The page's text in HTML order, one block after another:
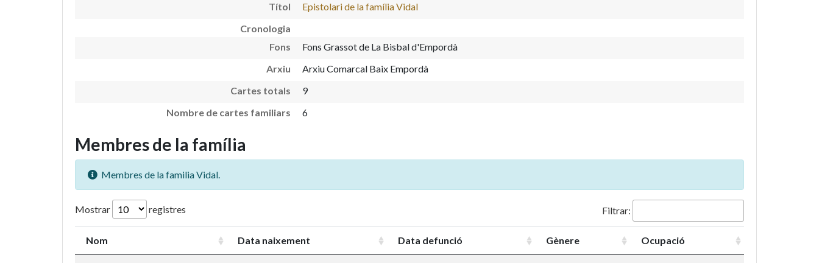
Títol
Epistolari de la família Vidal
Cronologia
Fons
Fons Grassot de La Bisbal d'Empordà
Arxiu
Arxiu Comarcal Baix Empordà
Cartes totals
9
Nombre de cartes familiars
6
Membres de la família
Membres de la familia Vidal.
Mostrar registres Filtrar:
Nom Data naixement Data defunció Gènere Ocupació